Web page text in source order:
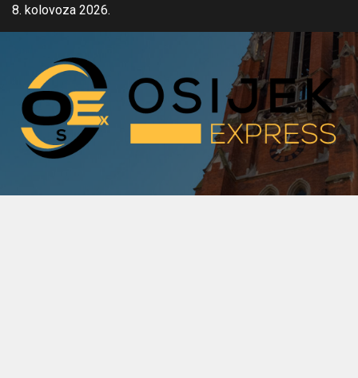
Skip8. kolovoza 2026.